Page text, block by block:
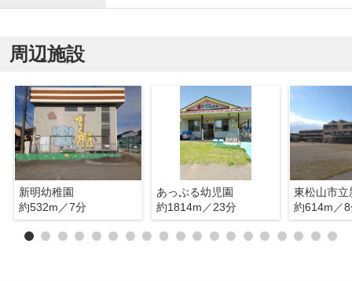
周辺施設
新明幼稚園
約532m／7分
あっぷる幼児園
約1814m／23分
東松山市立
約614m／